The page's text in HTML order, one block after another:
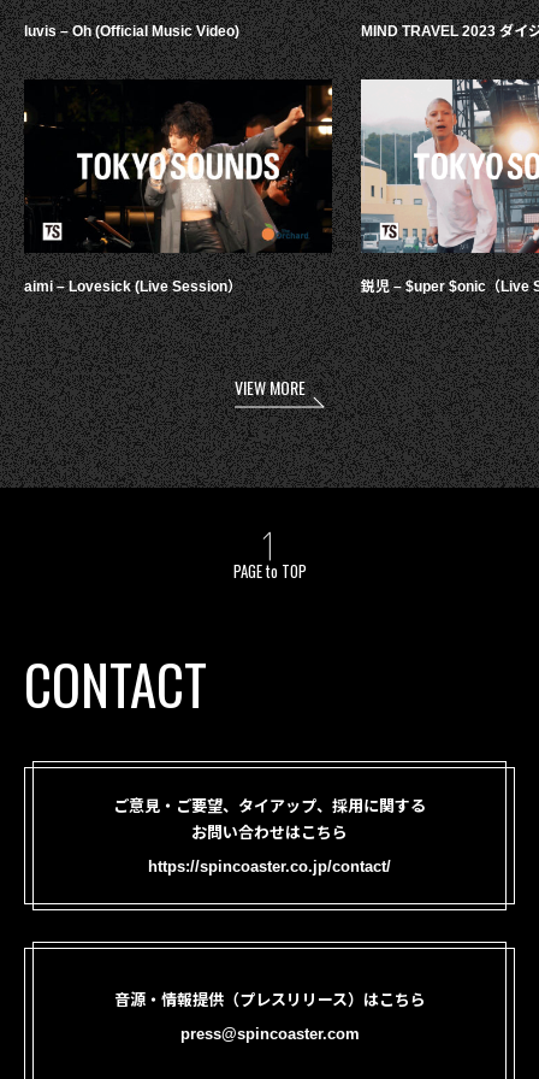
luvis – Oh (Official Music Video)
aimi – Lovesick (Live Session）
MIND TRAVEL 2023 ダイ
鋭児 – $uper $onic（Live
VIEW MORE
PAGE to TOP
CONTACT
ご意見・ご要望、タイアップ、採用に関する
お問い合わせはこちら
https://spincoaster.co.jp/contact/
音源・情報提供（プレスリリース）はこちら
press@spincoaster.com